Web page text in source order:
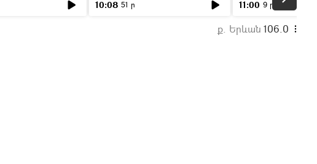
10:08 51 ր 11:00 9 ր
ք. Երևան 106.0